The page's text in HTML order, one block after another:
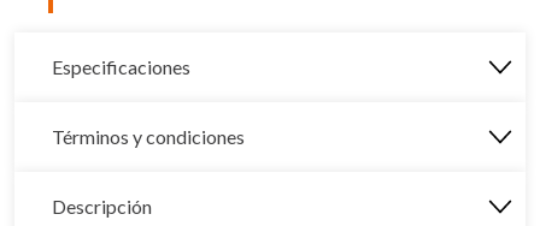
Especificaciones
Términos y condiciones
Descripción